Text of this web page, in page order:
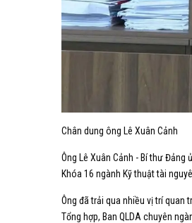
Chân dung ông Lê Xuân Cảnh
Ông Lê Xuân Cảnh - Bí thư
Khóa 16 ngành Kỹ thuật tài
Ông đã trải qua nhiều vị trí quan
Tổng hợp, Ban QLDA chuyên